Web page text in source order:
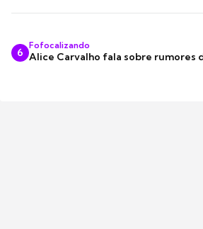
6
Fofocalizando
Alice Carvalho fala sobre rumores